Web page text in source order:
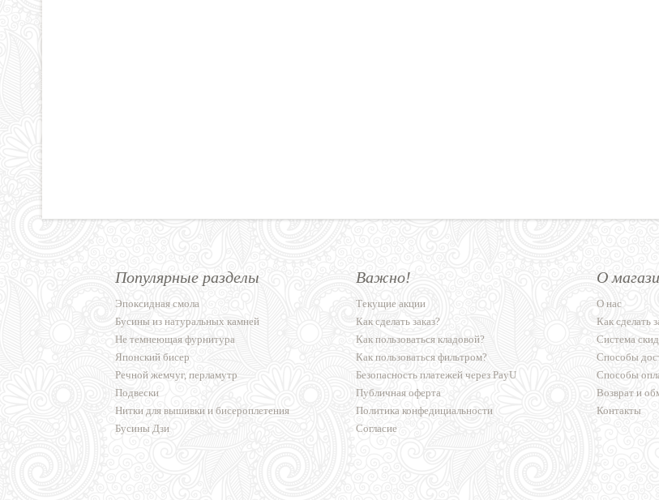
Популярные разделы
Эпоксидная смола
Бусины из натуральных камней
Не темнеющая фурнитура
Японский бисер
Речной жемчуг, перламутр
Подвески
Нитки для вышивки и бисероплетения
Бусины Дзи
Важно!
Текущие акции
Как сделать заказ?
Как пользоваться кладовой?
Как пользоваться фильтром?
Безопасность платежей через PayU
Публичная оферта
Политика конфедициальности
Согласие
О
О нас
Как сделать
Система
Способы
Способы
Возврат и
Контакты